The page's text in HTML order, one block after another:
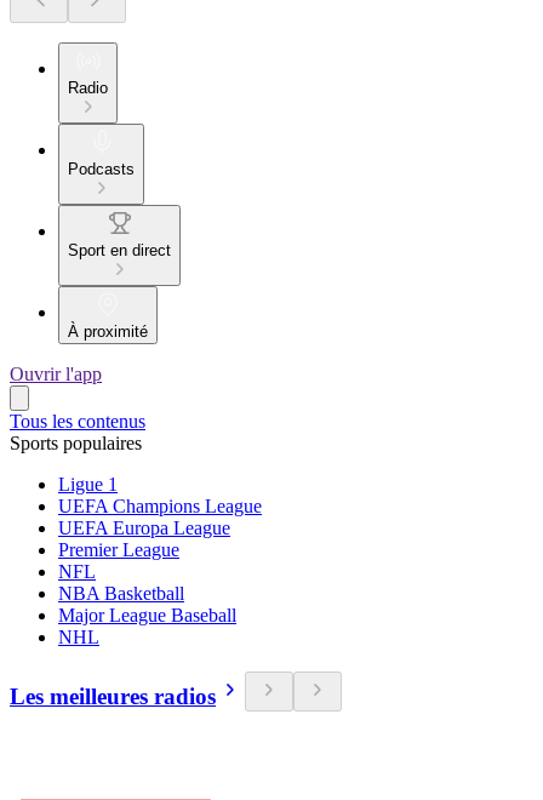
Radio
Podcasts
Sport en direct
À proximité
Ouvrir l'app
Tous les contenus
Sports populaires
Ligue 1
UEFA Champions League
UEFA Europa League
Premier League
NFL
NBA Basketball
Major League Baseball
NHL
Les meilleures radios